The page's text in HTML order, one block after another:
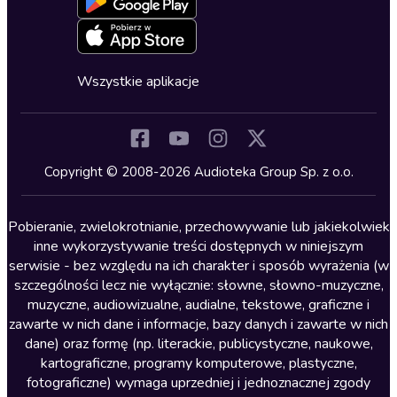
Kryminały
Lektury szkolne
Literatura anglojęzyczna
Literatura faktu
Literatura obyczajowa
Literatura piękna obca
Literatura piękna polska
Nagrania relaksacyjne
Deklaracja dostępności
Oferta dla firm i bibliotek
Zapowiedzi
Cykle audiobooków
Wszystkie aplikacje
Copyright © 2008-2026 Audioteka Group Sp. z o.o.
Pobieranie, zwielokrotnianie, przechowywanie lub jakiekolwiek
inne wykorzystywanie treści dostępnych w niniejszym
serwisie - bez względu na ich charakter i sposób wyrażenia (w
szczególności lecz nie wyłącznie: słowne, słowno-muzyczne,
muzyczne, audiowizualne, audialne, tekstowe, graficzne i
zawarte w nich dane i informacje, bazy danych i zawarte w nich
dane) oraz formę (np. literackie, publicystyczne, naukowe,
kartograficzne, programy komputerowe, plastyczne,
fotograficzne) wymaga uprzedniej i jednoznacznej zgody